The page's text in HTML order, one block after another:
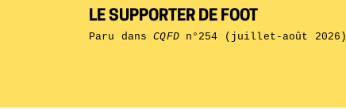
LE SUPPORTER DE FOOT
Paru dansCQFDn°254 (juillet-août 2026)